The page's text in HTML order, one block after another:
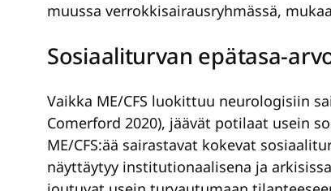
muussa verrokkisairausryhmässä,
Sosiaaliturvan epätasa-
Vaikka ME/CFS luokittuu neurologisiin
Comerford 2020), jäävät potilaat usein
ME/CFS:ää sairastavat kokevat
näyttäytyy institutionaalisena ja